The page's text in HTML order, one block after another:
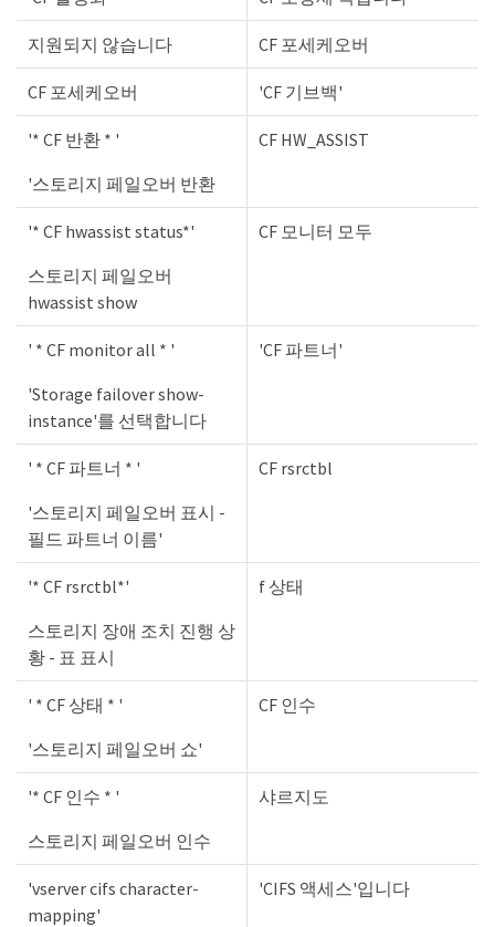
지원되지 않습니다 CF 포세케오버
CF 포세케오버 'CF 기브백'
'* CF 반환 * '
'스토리지 페일오버 반환
CF HW_ASSIST
'* CF hwassist status*'
스토리지 페일오버
hwassist show
CF 모니터 모두
' * CF monitor all * '
'Storage failover show-
instance'를 선택합니다
'CF 파트너'
' * CF 파트너 * '
'스토리지 페일오버 표시 -
필드 파트너 이름'
CF rsrctbl
'* CF rsrctbl*'
스토리지 장애 조치 진행 상
황 - 표 표시
f 상태
' * CF 상태 * '
'스토리지 페일오버 쇼'
CF 인수
'* CF 인수 * '
스토리지 페일오버 인수
샤르지도
'vserver cifs character-
mapping'
'CIFS 액세스'입니다